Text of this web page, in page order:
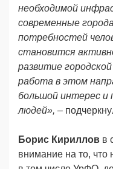
необходимой
современные
потребностей
становится
развитие
работа в этом
большой интерес и
людей», –
Борис Кириллов в
внимание на то, что